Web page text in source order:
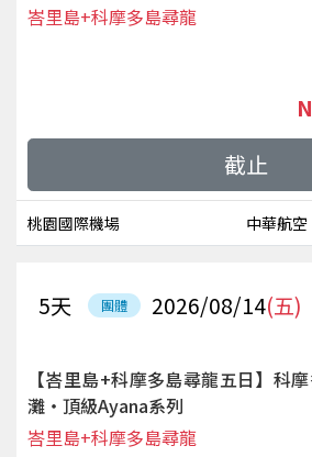
峇里島+科摩多島尋龍
桃園國際機場 中華航空
截止
團體 2026/08/14(五)
5天
【峇里島+科摩多島尋龍五日】科
灘‧頂級Ayana系列
峇里島+科摩多島尋龍